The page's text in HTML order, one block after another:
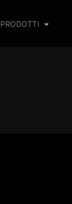
PRODOTTI